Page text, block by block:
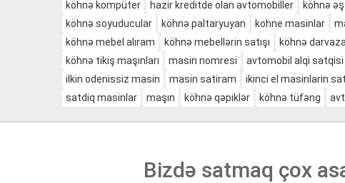
köhnə kompüter hazir kreditde olan avtomobiller köhnə
köhnə soyuducular
köhnə paltaryuyan kohne masinlar
köhnə mebel alıram
köhnə mebellərin satışı köhnə
köhnə tikiş maşınları
masin nomresi avtomobil alqi satqisi
ilkin odenissiz masin
masin satiram ikinci el masinlarin
satdiq masinlar
maşın köhnə qəpiklər köhnə tüfəng
Bizdə satmaq çox